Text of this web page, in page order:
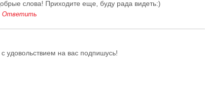
слова! Приходите еще, буду рада видеть:)
Ответить
удовольствием на вас подпишусь!